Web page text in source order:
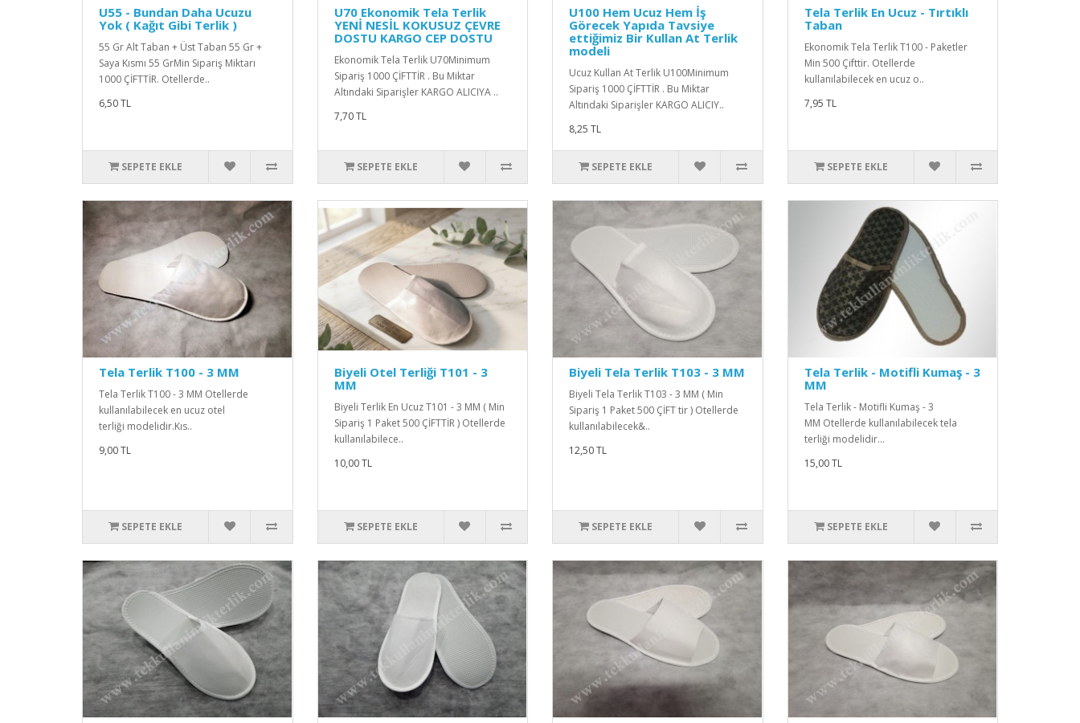
U55 - Bundan Daha Ucuzu
Yok ( Kağıt Gibi Terlik )
55 Gr Alt Taban + Üst Taban 55 Gr +
Saya Kısmı 55 GrMin Sipariş Miktarı
1000 ÇİFTTİR. Otellerde..
6,50 TL
SEPETE EKLE
U70 Ekonomik Tela Terlik
YENİ NESİL KOKUSUZ ÇEVRE
DOSTU KARGO CEP DOSTU
Ekonomik Tela Terlik U70Minimum
Sipariş 1000 ÇİFTTİR . Bu Miktar
Altındaki Siparişler KARGO ALICIYA ..
7,70 TL
SEPETE EKLE
U100 Hem Ucuz Hem İş
Görecek Yapıda Tavsiye
ettiğimiz Bir Kullan At Terlik
modeli
Ucuz Kullan At Terlik U100Minimum
Sipariş 1000 ÇİFTTİR . Bu Miktar
Altındaki Siparişler KARGO ALICIY..
8,25 TL
SEPETE EKLE
Tela Terlik En Ucuz - Tırtıklı
Taban
Ekonomik Tela Terlik T100 - Paketler
Min 500 Çifttir. Otellerde
kullanılabilecek en ucuz o..
7,95 TL
SEPETE EKLE
Tela Terlik T100 - 3 MM
Tela Terlik T100 - 3 MM Otellerde
kullanılabilecek en ucuz otel
terliği modelidir.Kıs..
9,00 TL
SEPETE EKLE
Biyeli Otel Terliği T101 - 3
MM
Biyeli Terlik En Ucuz T101 - 3 MM ( Min
Sipariş 1 Paket 500 ÇİFTTİR ) Otellerde
kullanılabilece..
10,00 TL
SEPETE EKLE
Biyeli Tela Terlik T103 - 3 MM
Biyeli Tela Terlik T103 - 3 MM ( Min
Sipariş 1 Paket 500 ÇİFT tir ) Otellerde
kullanılabilecek&..
12,50 TL
SEPETE EKLE
Tela Terlik - Motifli Kumaş - 3
MM
Tela Terlik - Motifli Kumaş - 3
MM Otellerde kullanılabilecek tela
terliği modelidir...
15,00 TL
SEPETE EKLE